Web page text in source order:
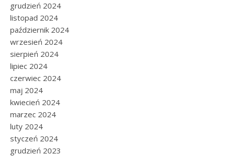
grudzień 2024
listopad 2024
październik 2024
wrzesień 2024
sierpień 2024
lipiec 2024
czerwiec 2024
maj 2024
kwiecień 2024
marzec 2024
luty 2024
styczeń 2024
grudzień 2023